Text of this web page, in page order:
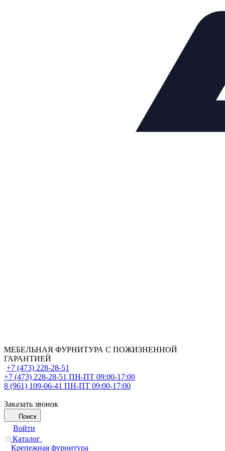
МЕБЕЛЬНАЯ ФУРНИТУРА С ПОЖИЗНЕННОЙ
ГАРАНТИЕЙ
+7 (473) 228-28-51
+7 (473) 228-28-51 ПН-ПТ 09:00-17:00
8 (961) 109-06-41 ПН-ПТ 09:00-17:00
Заказать звонок
Поиск
Войти
Каталог
Крепежная фурнитура